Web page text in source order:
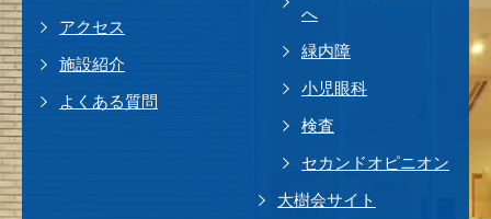
アクセス
施設紹介
よくある質問
へ
緑内障
小児眼科
検査
セカンドオピニオン
大樹会サイト